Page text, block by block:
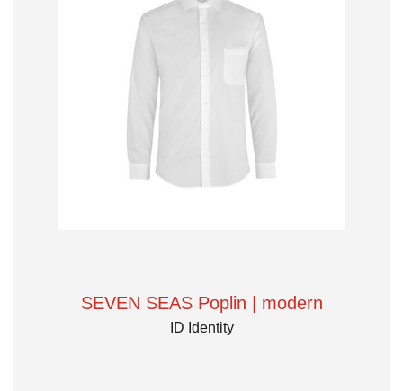
SEVEN SEAS Poplin | modern
ID Identity